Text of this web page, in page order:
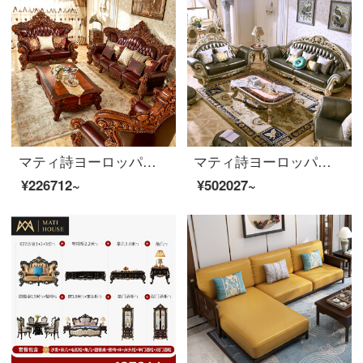
マティ詩ヨーロッパ式ソファアメリカ式ソファ豪華別荘実用木家具実木本革ソファリビングセット868 SFタイゴム木耐摩耗性真牛ソファ3人です。
¥226712~
マティ詩ヨーロッパ式ソファ高級豪華4人の実木ソファシャンパンゴールドシリーズソファ875豪華シャンパンゴールドソファ123セット
¥502027~